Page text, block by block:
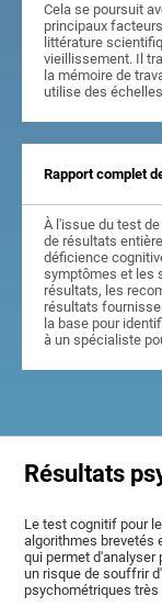
Cela se poursuit
principaux
littérature
vieillissement. Il
la mémoire de
utilise des
Rapport complet
À l'issue du test
de résultats
déficience
symptômes et les
résultats, les
résultats
la base pour
à un spécialiste
Résultats
Le test cognitif pour
algorithmes brevetés
qui permet d'analyser
un risque de souffrir
psychométriques